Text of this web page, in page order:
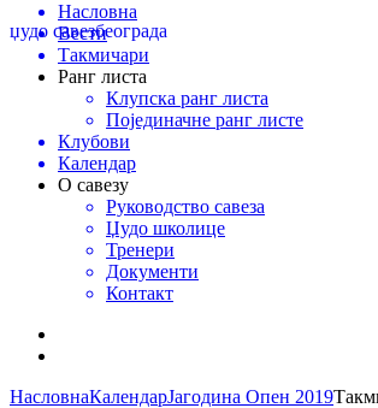
џудо савезбеограда
Насловна
Вести
Такмичари
Ранг листа
Клупска ранг листа
Појединачне ранг листе
Клубови
Календар
О савезу
Руководство савеза
Џудо школице
Тренери
Документи
Контакт
НасловнаКалендарЈагодина Опен 2019